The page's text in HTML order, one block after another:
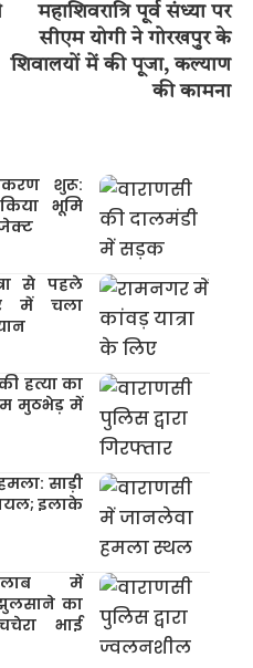
महाशिवरात्रि पूर्व संध्या पर
सीएम योगी ने गोरखपुर के
शिवालयों में की पूजा, कल्याण
की कामना
शुरू:
भूमि
से पहले
में चला
हत्या का
मुठभेड़ में
साड़ी
इलाके
में
का
भाई